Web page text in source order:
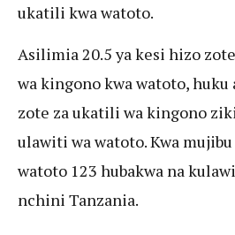
ukatili kwa watoto.
Asilimia 20.5 ya kesi hizo
wa kingono kwa watoto,
zote za ukatili wa kingono
ulawiti wa watoto. Kwa
watoto 123 hubakwa na
nchini Tanzania.